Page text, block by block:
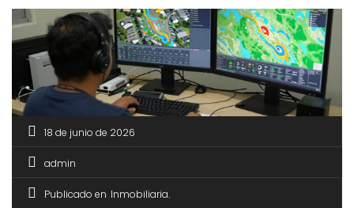
18 de junio de 2026
admin
Publicado en Inmobiliaria